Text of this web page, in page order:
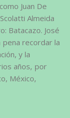
Juan De
Almeida
Batacazo. José
recordar la
y la
años, por
México,